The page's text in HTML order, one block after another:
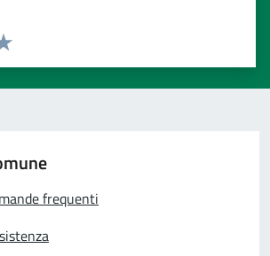
5 stelle su 5
4 stelle su 5
su 5
su 5
5
frequenti